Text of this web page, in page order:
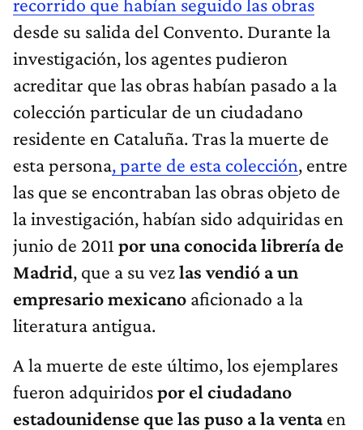
desde su salida del Convento. Durante la
investigación, los agentes pudieron
acreditar que las obras habían pasado a la
colección particular de un ciudadano
residente en Cataluña. Tras la muerte de
esta persona, parte de esta colección, entre
las que se encontraban las obras objeto de
la investigación, habían sido adquiridas en
junio de 2011 por una conocida librería de
Madrid, que a su vezlas vendió a un
empresario mexicano aficionado a la
literatura antigua.
A la muerte de este último, los ejemplares
fueron adquiridospor el ciudadano
estadounidense que las puso a la ventaen